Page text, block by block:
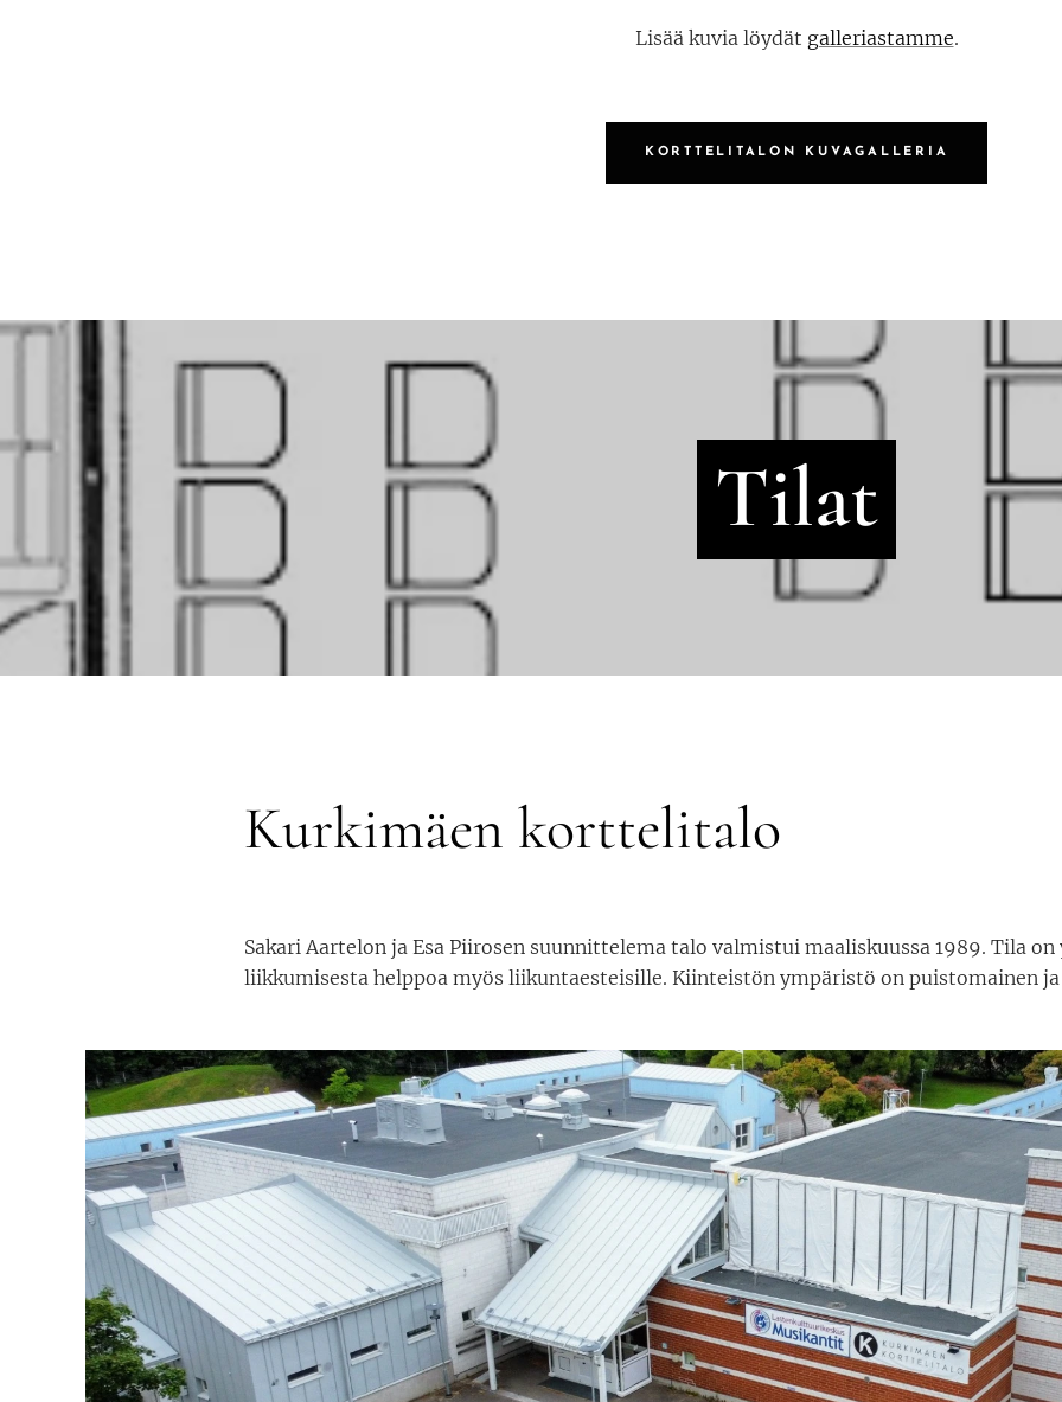
Lisää kuvia löydät galleriastamme.
KORTTELITALON KUVAGALLERIA
Tilat
Kurkimäen korttelitalo
Sakari Aartelon ja Esa Piirosen suunnittelema talo valmistui maaliskuussa 1989. Tila on
liikkumisesta helppoa myös liikuntaesteisille. Kiinteistön ympäristö on puistomainen ja